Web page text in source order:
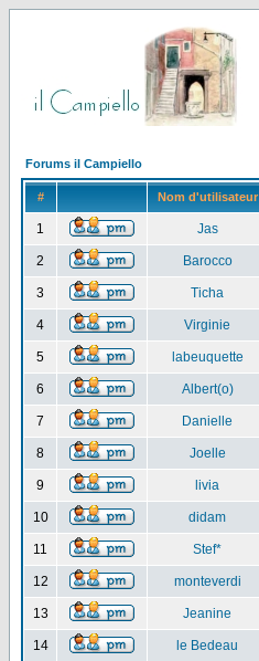
Forums il Campiello
# Nom d'utilisateur
1 Jas
2 Barocco
3 Ticha
4 Virginie
5 labeuquette
6 Albert(o)
7 Danielle
8 Joelle
9 livia
10 didam
11 Stef*
12 monteverdi
13 Jeanine
14 le Bedeau